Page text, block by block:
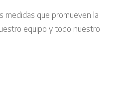
medidas que promueven la
equipo y todo nuestro